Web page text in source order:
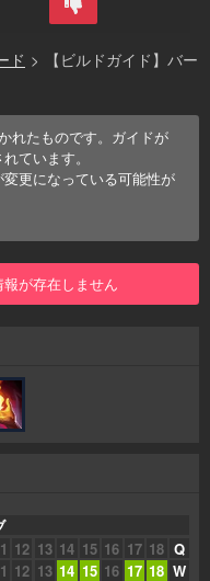
ド >
【ビルドガイド】バー
れたものです。ガイドが
ています。
更になっている可能性が
が存在しません
12 13 14 15 16 17 18 Q
12 13 14 15 16 17 18 W